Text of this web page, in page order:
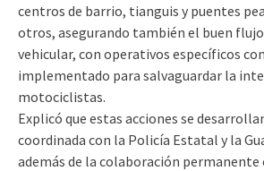
centros de barrio, tianguis y puentes
otros, asegurando también el buen
vehicular, con operativos específicos
implementado para salvaguardar la
motociclistas.
Explicó que estas acciones se
coordinada con la Policía Estatal y la
además de la colaboración permanente